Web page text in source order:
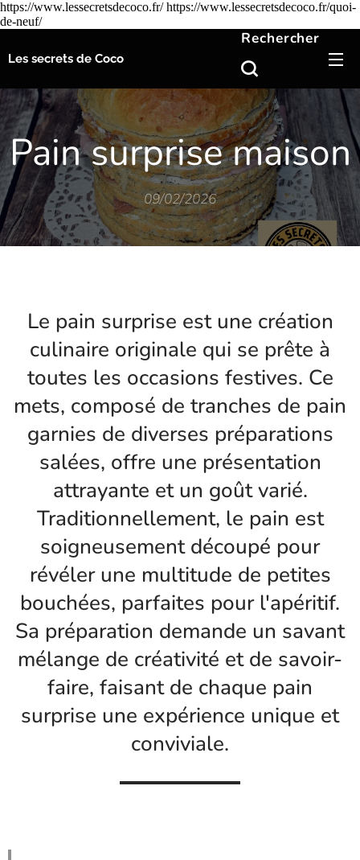
https://www.lessecretsdecoco.fr/ https://www.lessecretsdecoco.fr/quoi-
de-neuf/
Les secrets de Coco
Rechercher
Pain surprise maison
09/02/2026
Le pain surprise est une création
culinaire originale qui se prête à
toutes les occasions festives. Ce
mets, composé de tranches de pain
garnies de diverses préparations
salées, offre une présentation
attrayante et un goût varié.
Traditionnellement, le pain est
soigneusement découpé pour
révéler une multitude de petites
bouchées, parfaites pour l'apéritif.
Sa préparation demande un savant
mélange de créativité et de savoir-
faire, faisant de chaque pain
surprise une expérience unique et
conviviale.